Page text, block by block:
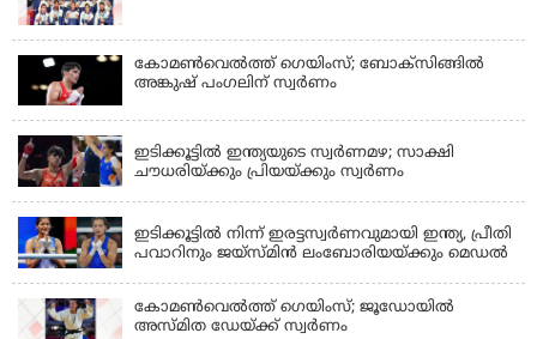
കോമണ്‍വെല്‍ത്ത് ഗെയിംസ്; ബോക്‌സിങ്ങില്‍
അങ്കുഷ് പംഗലിന് സ്വര്‍ണം
ഇടിക്കൂട്ടിൽ ഇന്ത്യയുടെ സ്വർണമഴ; സാക്ഷി
ചൗധരിയ്ക്കും പ്രിയയ്ക്കും സ്വർണം
ഇടിക്കൂട്ടിൽ നിന്ന് ഇരട്ടസ്വർണവുമായി ഇന്ത്യ, പ്രീതി
പവാറിനും ജയ്സ്മിന്‍ ലംബോരിയയ്ക്കും മെഡൽ
കോമണ്‍വെല്‍ത്ത് ഗെയിംസ്; ജൂഡോയിൽ
അസ്മിത ഡേയ്ക്ക് സ്വർണം